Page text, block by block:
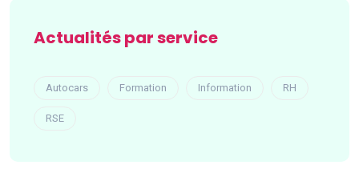
Actualités par service
Autocars Formation Information RH
RSE